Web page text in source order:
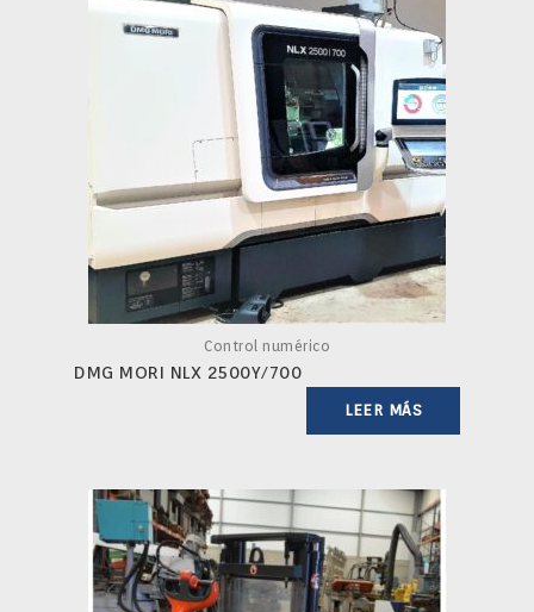
Control numérico
DMG MORI NLX 2500Y/700
LEER MÁS